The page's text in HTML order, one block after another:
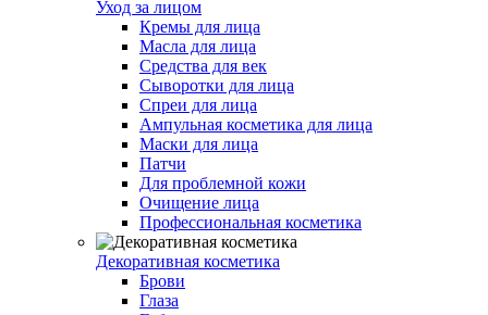
Уход за лицом
Кремы для лица
Масла для лица
Средства для век
Сыворотки для лица
Спреи для лица
Ампульная косметика для лица
Маски для лица
Патчи
Для проблемной кожи
Очищение лица
Профессиональная косметика
Декоративная косметика
Брови
Глаза